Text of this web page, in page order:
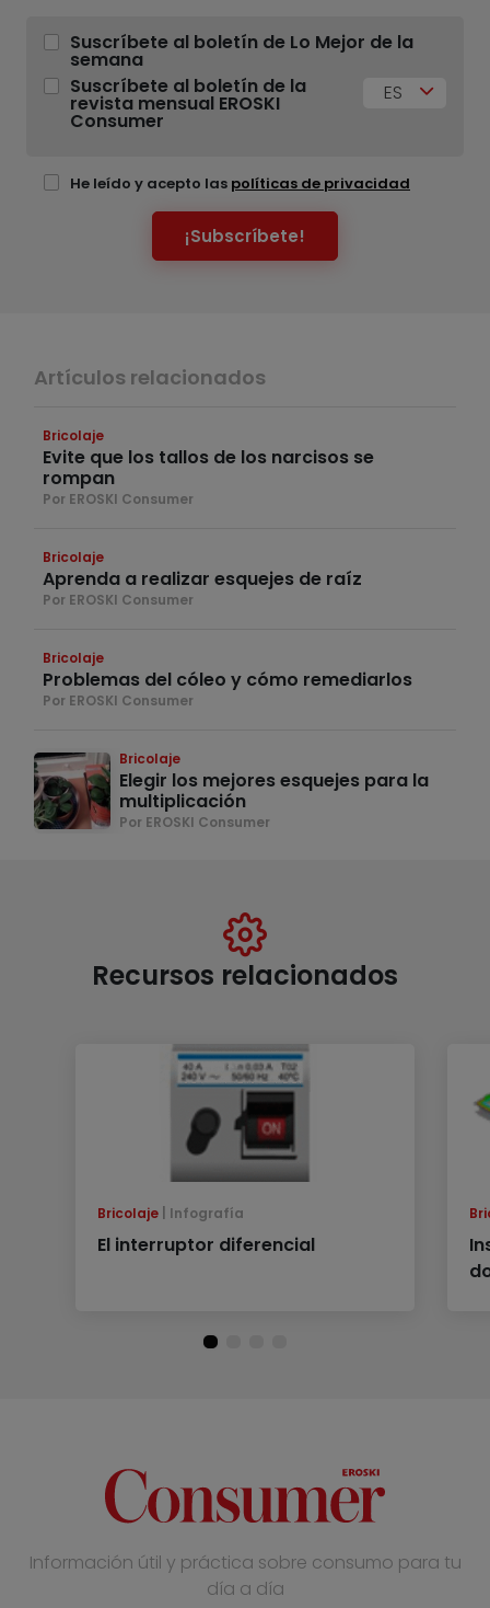
Suscríbete al boletín de Lo Mejor de la
semana
Suscríbete al boletín de la
revista mensual EROSKI
Consumer
ES
He leído y acepto las políticas de privacidad
¡Subscríbete!
Artículos relacionados
Bricolaje
Evite que los tallos de los narcisos se
rompan
Por EROSKI Consumer
Bricolaje
Aprenda a realizar esquejes de raíz
Por EROSKI Consumer
Bricolaje
Problemas del cóleo y cómo remediarlos
Por EROSKI Consumer
Bricolaje
Elegir los mejores esquejes para la
multiplicación
Por EROSKI Consumer
Recursos relacionados
Bricolaje Infografía
El interruptor diferencial
Información útil y práctica sobre consumo para tu
día a día